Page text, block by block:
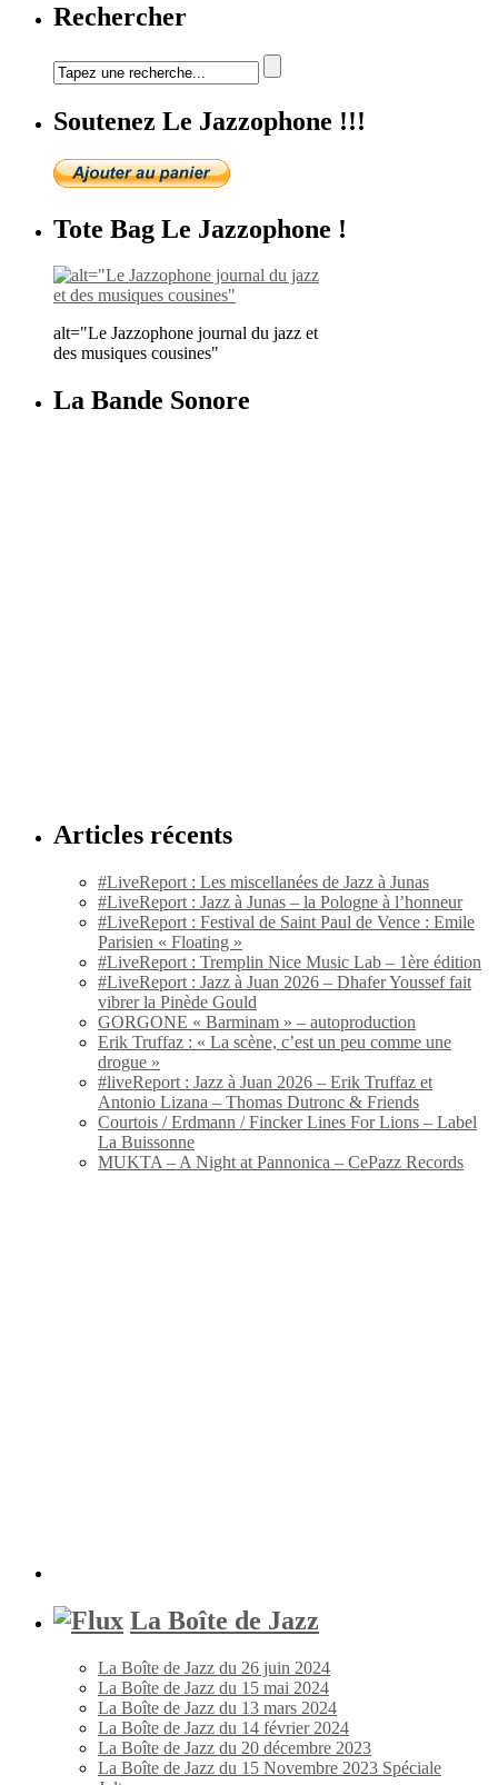
Rechercher
Soutenez Le Jazzophone !!!
Tote Bag Le Jazzophone !
alt="Le Jazzophone journal du jazz et
des musiques cousines"
La Bande Sonore
Articles récents
#LiveReport : Les miscellanées de Jazz à Junas
#LiveReport : Jazz à Junas – la Pologne à l’honneur
#LiveReport : Festival de Saint Paul de Vence : Emile
Parisien « Floating »
#LiveReport : Tremplin Nice Music Lab – 1ère édition
#LiveReport : Jazz à Juan 2026 – Dhafer Youssef fait
vibrer la Pinède Gould
GORGONE « Barminam » – autoproduction
Erik Truffaz : « La scène, c’est un peu comme une
drogue »
#liveReport : Jazz à Juan 2026 – Erik Truffaz et
Antonio Lizana – Thomas Dutronc & Friends
Courtois / Erdmann / Fincker Lines For Lions – Label
La Buissonne
MUKTA – A Night at Pannonica – CePazz Records
La Boîte de Jazz
La Boîte de Jazz du 26 juin 2024
La Boîte de Jazz du 15 mai 2024
La Boîte de Jazz du 13 mars 2024
La Boîte de Jazz du 14 février 2024
La Boîte de Jazz du 20 décembre 2023
La Boîte de Jazz du 15 Novembre 2023 Spéciale